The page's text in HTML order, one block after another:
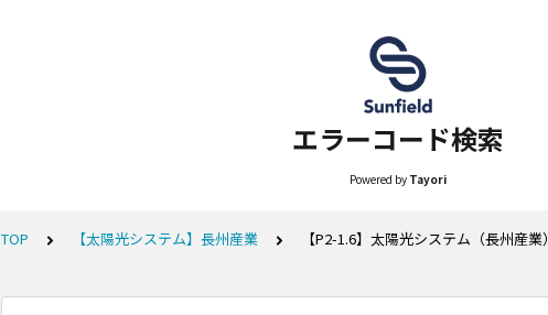
エラーコード検索
Powered by Tayori
TOP 【太陽光システム】長州産業 【P2-1.6】太陽光システム（長州産業）